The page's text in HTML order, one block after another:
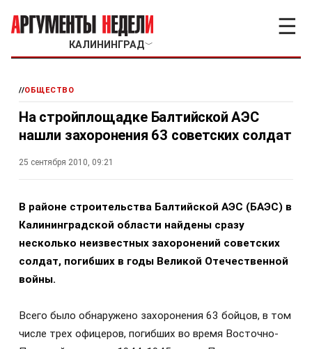
КАЛИНИНГРАД﹀
☰
//ОБЩЕСТВО
На стройплощадке Балтийской АЭС
нашли захоронения 63 советских солдат
25 сентября 2010, 09:21
В районе строительства Балтийской АЭС (БАЭС) в
Калининградской области найдены сразу
несколько неизвестных захоронений советских
солдат, погибших в годы Великой Отечественной
войны.
Всего было обнаружено захоронения 63 бойцов, в том
числе трех офицеров, погибших во время Восточно-